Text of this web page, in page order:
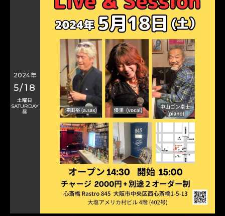
2024年
5/18
土曜日
SATURDAY
昼